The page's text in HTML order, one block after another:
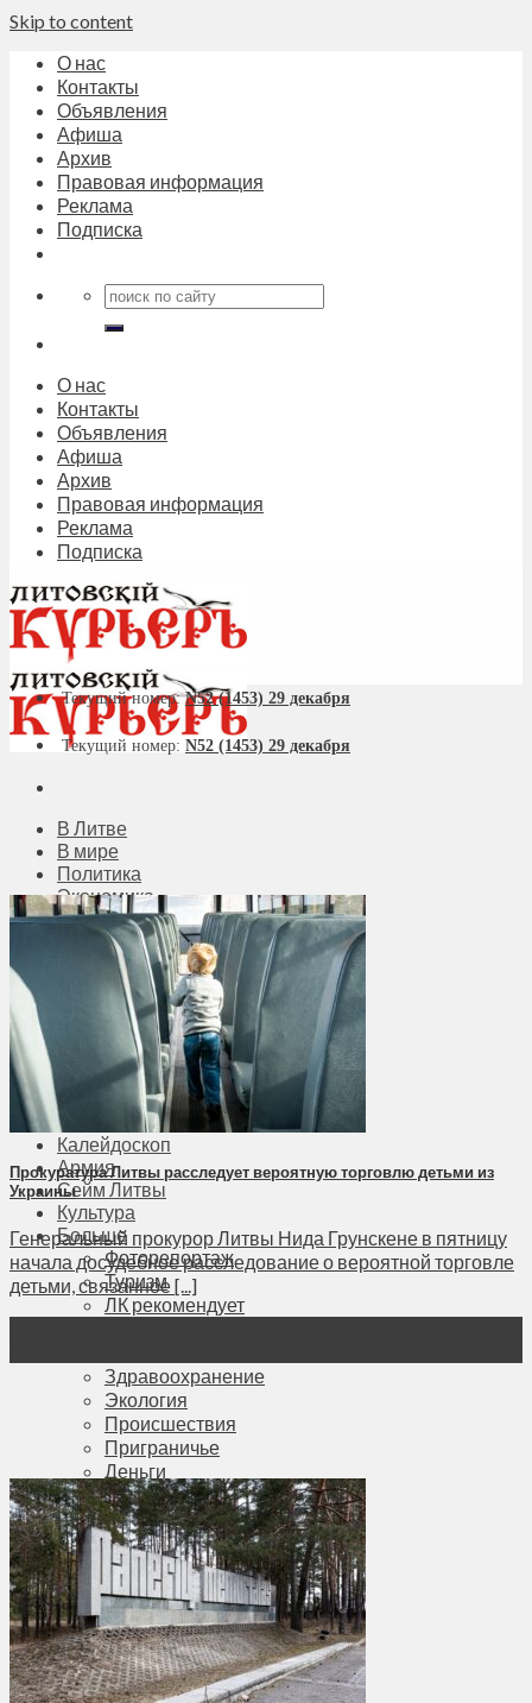
Skip to content
О нас
Контакты
Объявления
Афиша
Архив
Правовая информация
Реклама
Подписка
О нас
Контакты
Объявления
Афиша
Архив
Правовая информация
Реклама
Подписка
В Литве
В мире
Политика
Экономика
Бизнес
Общество
Мнения
Вильнюс
Клайпеда
Висагинас
Регионы
Соседи
Транспорт
Выбор читателей
Калейдоскоп
Армия
Сейм Литвы
Культура
Больше
Фоторепортаж
Туризм
ЛК рекомендует
Здравоохранение
Экология
Происшествия
Приграничье
Деньги
Визиты
Выборы
Агроновости
Едим дома
Ищу семью
Духовное пространство
Спорт
Технологии
Энергетика
Текущий номер:N52 (1453) 29 декабря
Текущий номер: N52 (1453) 29 декабря
Прокуратура Литвы расследует вероятную торговлю детьми из
Украины
Генеральный прокурор Литвы Нида Грунскене в пятницу
начала досудебное расследование о вероятной торговле
детьми, связанное [...]